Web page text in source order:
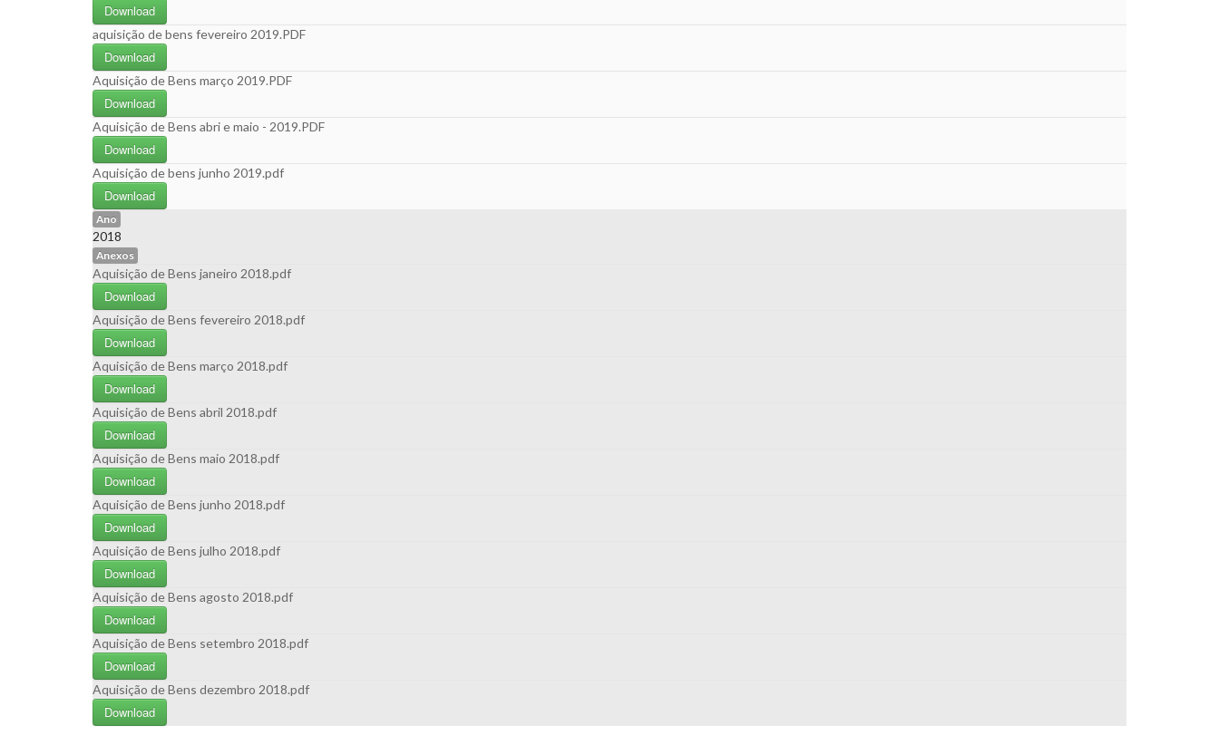
Download
aquisição de bens fevereiro 2019.PDF
Download
Aquisição de Bens março 2019.PDF
Download
Aquisição de Bens abri e maio - 2019.PDF
Download
Aquisição de bens junho 2019.pdf
Download
Ano
2018
Anexos
Aquisição de Bens janeiro 2018.pdf
Download
Aquisição de Bens fevereiro 2018.pdf
Download
Aquisição de Bens março 2018.pdf
Download
Aquisição de Bens abril 2018.pdf
Download
Aquisição de Bens maio 2018.pdf
Download
Aquisição de Bens junho 2018.pdf
Download
Aquisição de Bens julho 2018.pdf
Download
Aquisição de Bens agosto 2018.pdf
Download
Aquisição de Bens setembro 2018.pdf
Download
Aquisição de Bens dezembro 2018.pdf
Download